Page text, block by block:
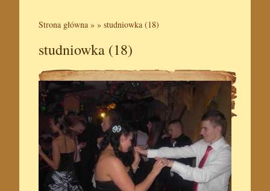
Strona główna » » studniowka (18)
studniowka (18)